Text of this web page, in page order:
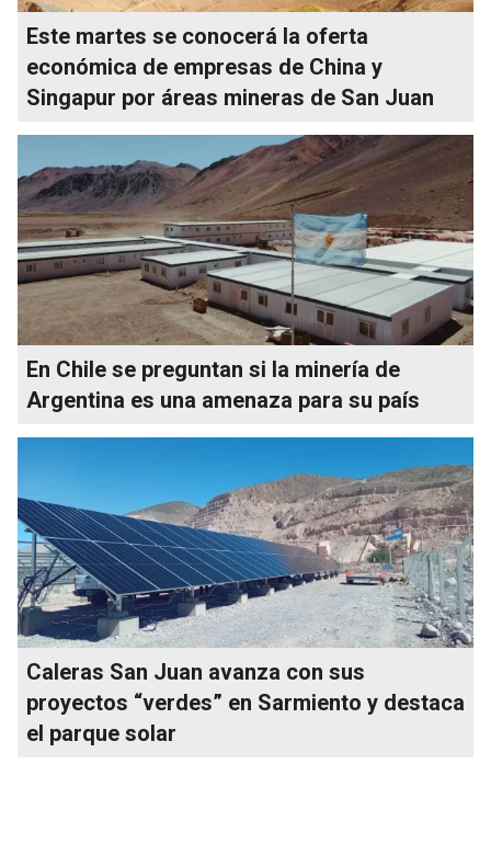
Este martes se conocerá la oferta
económica de empresas de China y
Singapur por áreas mineras de San Juan
En Chile se preguntan si la minería de
Argentina es una amenaza para su país
Caleras San Juan avanza con sus
proyectos “verdes” en Sarmiento y destaca
el parque solar